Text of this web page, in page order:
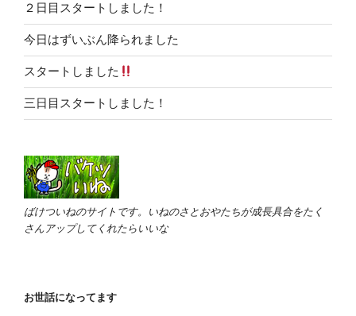
２日目スタートしました！
今日はずいぶん降られました
スタートしました
三日目スタートしました！
ばけついねのサイトです。いねのさとおやたちが成長具合をたく
さんアップしてくれたらいいな
お世話になってます